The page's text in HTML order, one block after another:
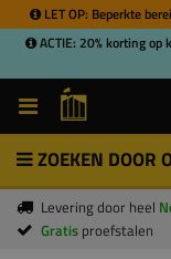
LET OP: Beperkte
ACTIE: 20% korting
ZOEKEN DOOR
Levering door heel
Gratis proefstalen